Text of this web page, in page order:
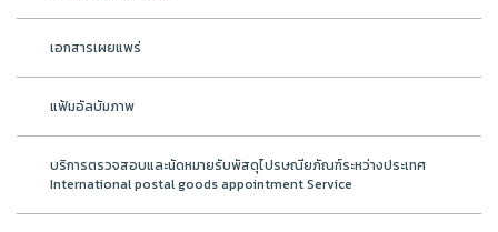
เอกสารเผยแพร่
แฟ้มอัลบัมภาพ
บริการตรวจสอบและนัดหมายรับพัสดุไปรษณียภัณฑ์ระหว่างประเทศ
International postal goods appointment Service